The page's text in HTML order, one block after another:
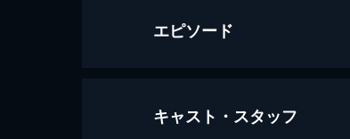
エピソード
神威～カムイ～ ギャング・
キャスト・スタッフ